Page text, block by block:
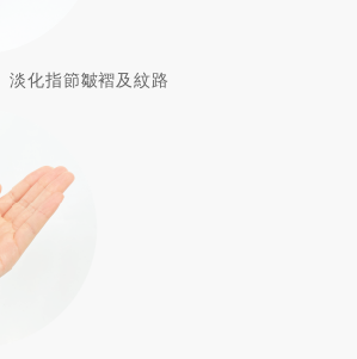
淡化指節皺褶及紋路